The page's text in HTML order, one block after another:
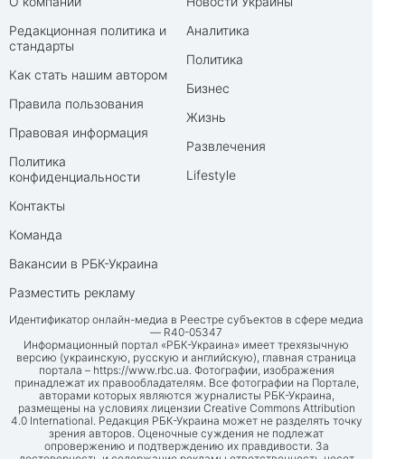
Редакционная политика и
стандарты
Как стать нашим автором
Правила пользования
Правовая информация
Политика
конфиденциальности
Контакты
Команда
Вакансии в РБК-Украина
Разместить рекламу
Аналитика
Политика
Бизнес
Жизнь
Развлечения
Lifestyle
Идентификатор онлайн-медиа в Реестре субъектов в сфере медиа
— R40-05347
Информационный портал «РБК-Украина» имеет трехязычную
версию (украинскую, русскую и английскую), главная страница
портала – https://www.rbc.ua. Фотографии, изображения
принадлежат их правообладателям. Все фотографии на Портале,
авторами которых являются журналисты РБК-Украина,
размещены на условиях лицензии Creative Commons Attribution
4.0 International. Редакция РБК-Украина может не разделять точку
зрения авторов. Оценочные суждения не подлежат
опровержению и подтверждению их правдивости. За